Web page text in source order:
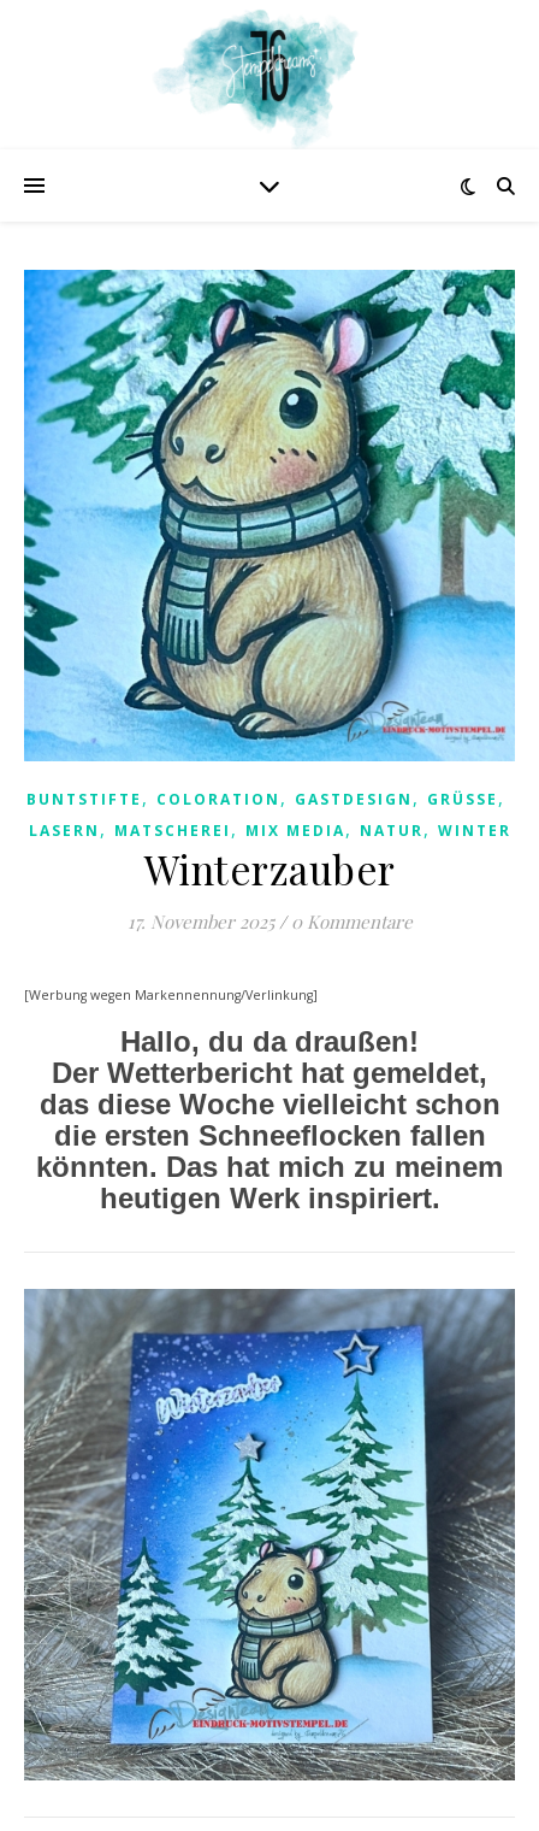
BUNTSTIFTE , COLORATION , GASTDESIGN , GRÜSSE ,
LASERN , MATSCHEREI , MIX MEDIA, NATUR, WINTER
Winterzauber
17. November 2025 / 0 Kommentare
[Werbung wegen Markennennung/Verlinkung]
Hallo, du da draußen!
Der Wetterbericht hat gemeldet,
das diese Woche vielleicht schon
die ersten Schneeflocken fallen
könnten. Das hat mich zu meinem
heutigen Werk inspiriert.